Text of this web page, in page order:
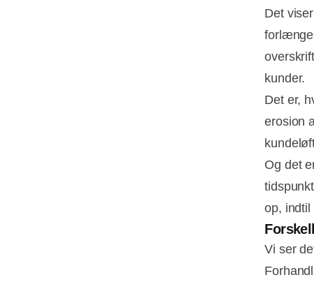
Det
kunder.
Det er,
erosion
Og det
op,
Vi ser